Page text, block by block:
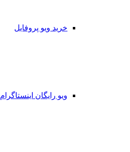
خرید ویو پروفایل
ویو رایگان اینستاگرام